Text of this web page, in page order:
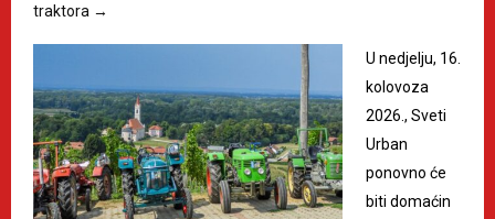
traktora →
U nedjelju, 16.
kolovoza
2026., Sveti
Urban
ponovno će
biti domaćin